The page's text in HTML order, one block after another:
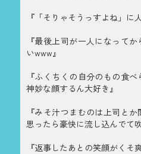
『「そりゃそうっすよね」に
『最後上司が一人になって
いwww』
『ふくちくの自分のもの食
神妙な顔するん大好き』
『みそ汁つまむのは上司と
思ったら豪快に流し込んでて
『返事したあとの笑顔がくそ